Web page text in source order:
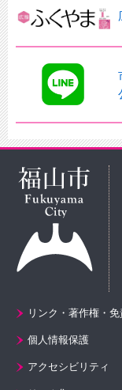
リンク・著作権・
個人情報保護
アクセシビリティ